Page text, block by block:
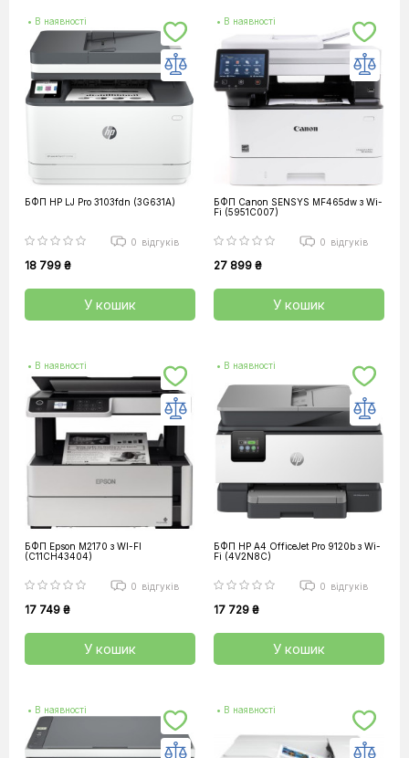
• В наявності
БФП HP LJ Pro 3103fdn (3G631A)
0 відгуків
18 799 ₴
У кошик
• В наявності
БФП Canon SENSYS MF465dw з Wi-
Fi (5951C007)
0 відгуків
27 899 ₴
У кошик
• В наявності
БФП Epson M2170 з WI-FI
(C11CH43404)
0 відгуків
17 749 ₴
У кошик
• В наявності
БФП HP A4 OfficeJet Pro 9120b з Wi-
Fi (4V2N8C)
0 відгуків
17 729 ₴
У кошик
• В наявності • В наявності